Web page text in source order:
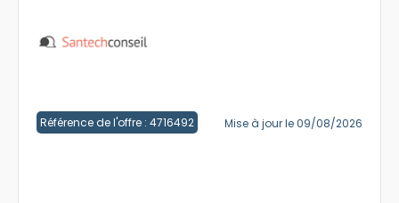
Référence de l'offre : 4716492 Mise à jour le 09/08/2026